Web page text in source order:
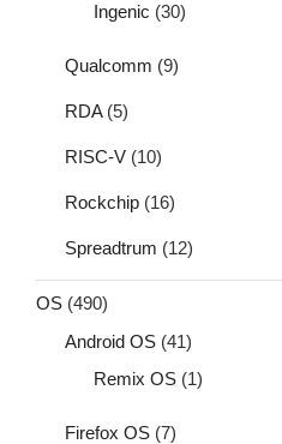
Ingenic (30)
Qualcomm (9)
RDA(5)
RISC-V (10)
Rockchip (16)
Spreadtrum (12)
OS (490)
Android OS (41)
Remix OS (1)
Firefox OS (7)